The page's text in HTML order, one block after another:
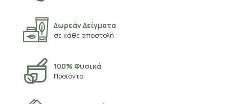
Δωρεάν Δείγματα
σε κάθε αποστολή
100% Φυσικά
Προϊόντα